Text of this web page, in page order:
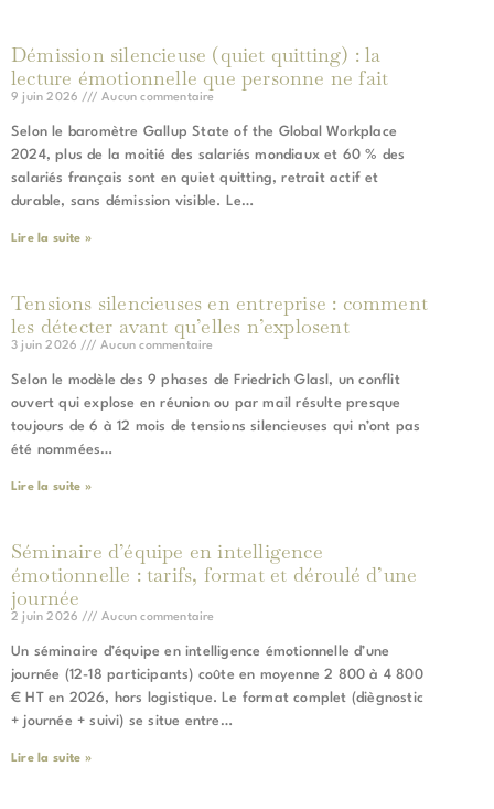
Démission silencieuse (quiet quitting) : la
lecture émotionnelle que personne ne fait
9 juin 2026 Aucun commentaire
Selon le baromètre Gallup State of the Global Workplace
2024, plus de la moitié des salariés mondiaux et 60 % des
salariés français sont en quiet quitting, retrait actif et
durable, sans démission visible. Le…
Lire la suite »
Tensions silencieuses en entreprise : comment
les détecter avant qu’elles n’explosent
3 juin 2026 Aucun commentaire
Selon le modèle des 9 phases de Friedrich Glasl, un conflit
ouvert qui explose en réunion ou par mail résulte presque
toujours de 6 à 12 mois de tensions silencieuses qui n’ont pas
été nommées…
Lire la suite »
Séminaire d’équipe en intelligence
émotionnelle : tarifs, format et déroulé d’une
journée
2 juin 2026 Aucun commentaire
Un séminaire d’équipe en intelligence émotionnelle d’une
journée (12-18 participants) coûte en moyenne 2 800 à 4 800
€ HT en 2026, hors logistique. Le format complet (diègnostic
+ journée + suivi) se situe entre…
Lire la suite »